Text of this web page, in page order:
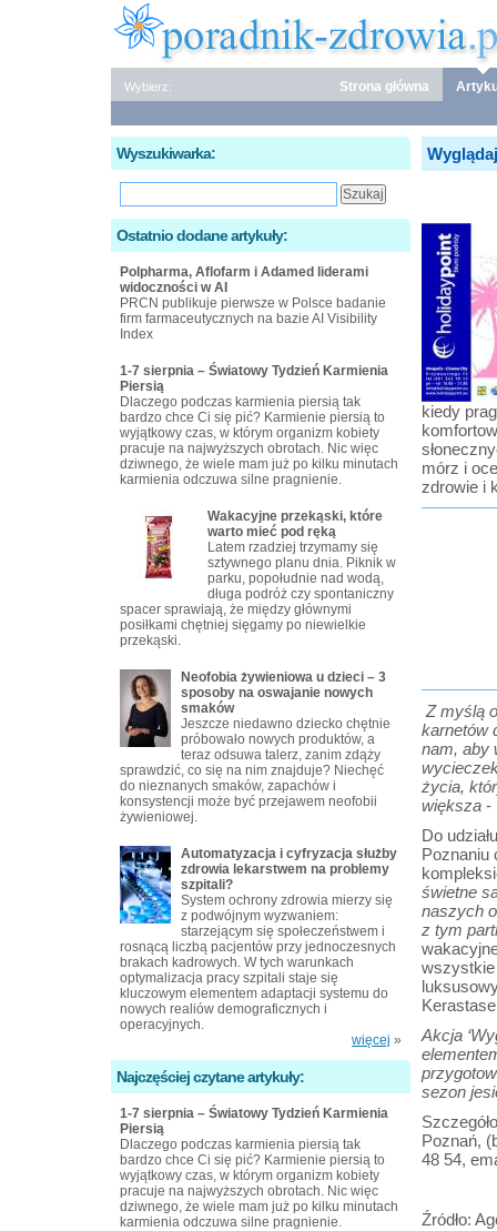
Wybierz: Strona główna
kiedy
mórz i
zdrowie i
Z myślą
karnetów
nam, aby
życia,
większa -
Do
Poznaniu
świetne
naszych
z tym
wszystkie
Akcja
sezon
Poznań,
48 54,
Źródło:
Wyszukiwarka:
Ostatnio dodane artykuły:
Polpharma, Aflofarm i Adamed liderami
widoczności w AI
PRCN publikuje pierwsze w Polsce badanie
firm farmaceutycznych na bazie AI Visibility
Index
1-7 sierpnia – Światowy Tydzień Karmienia
Piersią
Dlaczego podczas karmienia piersią tak
bardzo chce Ci się pić? Karmienie piersią to
wyjątkowy czas, w którym organizm kobiety
pracuje na najwyższych obrotach. Nic więc
dziwnego, że wiele mam już po kilku minutach
karmienia odczuwa silne pragnienie.
Wakacyjne przekąski, które
warto mieć pod ręką
Latem rzadziej trzymamy się
sztywnego planu dnia. Piknik w
parku, popołudnie nad wodą,
długa podróż czy spontaniczny
spacer sprawiają, że między głównymi
posiłkami chętniej sięgamy po niewielkie
przekąski.
Neofobia żywieniowa u dzieci – 3
sposoby na oswajanie nowych
smaków
Jeszcze niedawno dziecko chętnie
próbowało nowych produktów, a
teraz odsuwa talerz, zanim zdąży
sprawdzić, co się na nim znajduje? Niechęć
do nieznanych smaków, zapachów i
konsystencji może być przejawem neofobii
żywieniowej.
Automatyzacja i cyfryzacja służby
zdrowia lekarstwem na problemy
szpitali?
System ochrony zdrowia mierzy się
z podwójnym wyzwaniem:
starzejącym się społeczeństwem i
rosnącą liczbą pacjentów przy jednoczesnych
brakach kadrowych. W tych warunkach
optymalizacja pracy szpitali staje się
kluczowym elementem adaptacji systemu do
nowych realiów demograficznych i
operacyjnych.
więcej »
Najczęściej czytane artykuły:
1-7 sierpnia – Światowy Tydzień Karmienia
Piersią
Dlaczego podczas karmienia piersią tak
bardzo chce Ci się pić? Karmienie piersią to
wyjątkowy czas, w którym organizm kobiety
pracuje na najwyższych obrotach. Nic więc
dziwnego, że wiele mam już po kilku minutach
karmienia odczuwa silne pragnienie.